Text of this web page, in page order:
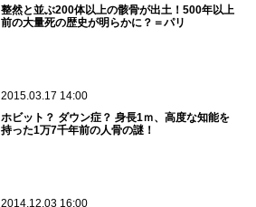
整然と並ぶ200体以上の骸骨が出土！500年以上
前の大量死の歴史が明らかに？＝パリ
2015.03.17 14:00
ホビット？ ダウン症？ 身長1ｍ、高度な知能を
持った1万7千年前の人骨の謎！
2014.12.03 16:00